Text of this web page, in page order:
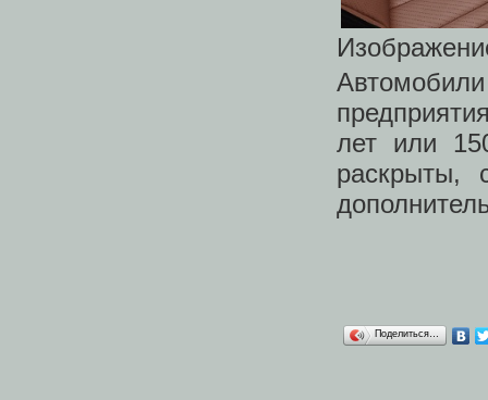
лет или
раскрыты,
Поделиться…